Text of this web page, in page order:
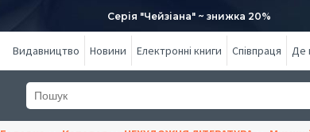
Серія "Чейзіана" ~ знижка 20%
Видавництво Новини Електронні книги Співпраця Де